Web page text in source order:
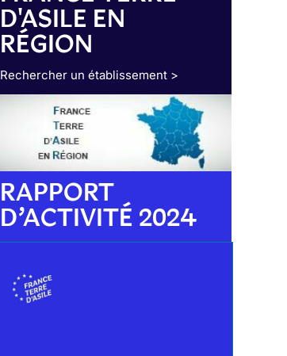
D'ASILE EN
RÉGION
Rechercher un établissement >
RAPPORT
D’ACTIVITÉ 2024